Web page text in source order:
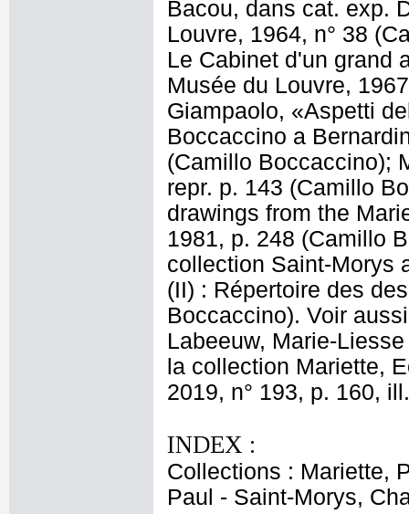
Bacou, dans cat. exp.
Louvre, 1964, n° 38
Le Cabinet d'un grand
Musée du Louvre,
Giampaolo, «Aspetti
Boccaccino a
(Camillo Boccaccino);
repr. p. 143 (Camillo
drawings from the
1981, p. 248 (Camillo
collection Saint-Morys
(II) : Répertoire des
Boccaccino). Voir
Labeeuw, Marie-
la collection Mariette,
2019, n° 193, p. 160, ill.
INDEX :
Collections : Mariette,
Paul - Saint-Morys,